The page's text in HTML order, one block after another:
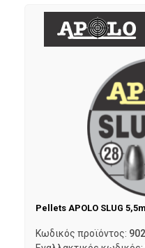
Pellets APOLO SLUG
Κωδικός προϊόντος: